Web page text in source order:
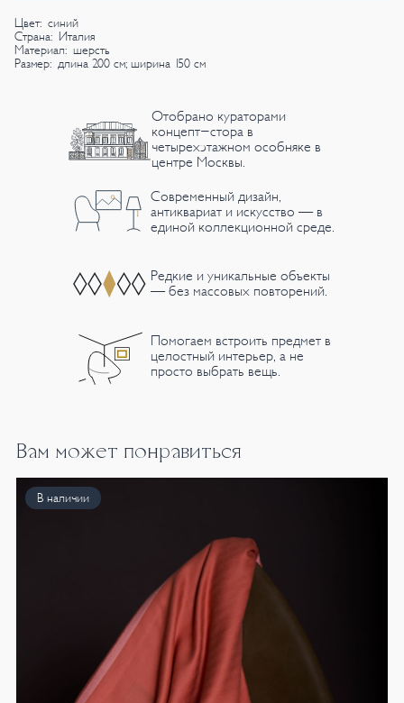
Цвет: синий
Страна: Италия
Материал: шерсть
Размер: длина 200 см; ширина 150 см
Отобрано кураторами
концепт-стора в
четырехэтажном особняке в
центре Москвы.
Современный дизайн,
антиквариат и искусство — в
единой коллекционной среде.
Редкие и уникальные объекты
— без массовых повторений.
Помогаем встроить предмет в
целостный интерьер, а не
просто выбрать вещь.
Вам может понравиться
В наличии